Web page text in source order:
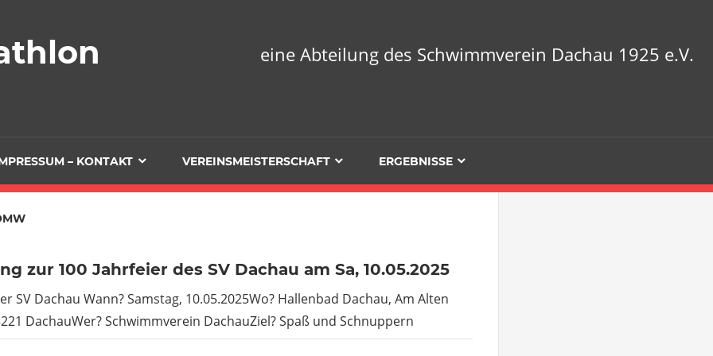
eine Abteilung des Schwimmverein Dachau 1925 e.V.
– KONTAKT VEREINSMEISTERSCHAFT ERGEBNISSE
zur 100 Jahrfeier des SV Dachau am Sa, 10.05.2025
SV Dachau Wann? Samstag, 10.05.2025Wo? Hallenbad Dachau, Am Alten
DachauWer? Schwimmverein DachauZiel? Spaß und Schnuppern